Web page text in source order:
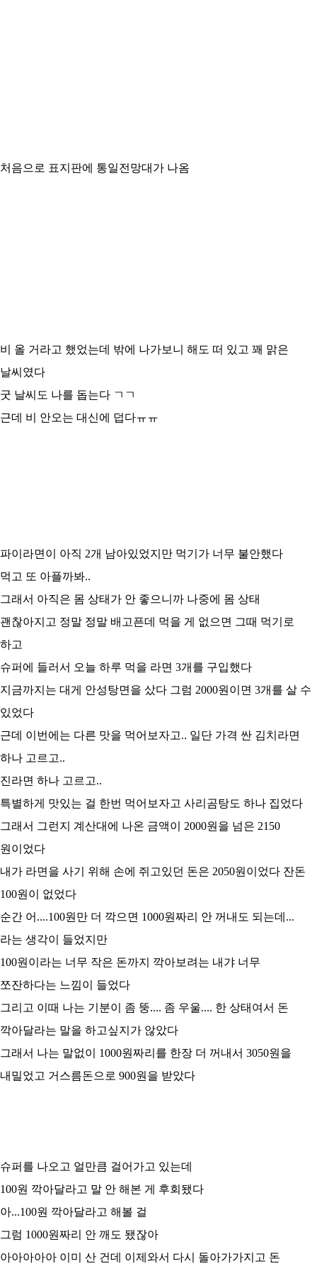
처음으로 표지판에 통일전망대가 나옴
비 올 거라고 했었는데 밖에 나가보니 해도 떠 있고 꽤 맑은
날씨였다
굿 날씨도 나를 돕는다 ㄱㄱ
근데 비 안오는 대신에 덥다ㅠㅠ
파이라면이 아직 2개 남아있었지만 먹기가 너무 불안했다
먹고 또 아플까봐..
그래서 아직은 몸 상태가 안 좋으니까 나중에 몸 상태
괜찮아지고 정말 정말 배고픈데 먹을 게 없으면 그때 먹기로
하고
슈퍼에 들러서 오늘 하루 먹을 라면 3개를 구입했다
지금까지는 대게 안성탕면을 샀다 그럼 2000원이면 3개를 살 수
있었다
근데 이번에는 다른 맛을 먹어보자고.. 일단 가격 싼 김치라면
하나 고르고..
진라면 하나 고르고..
특별하게 맛있는 걸 한번 먹어보자고 사리곰탕도 하나 집었다
그래서 그런지 계산대에 나온 금액이 2000원을 넘은 2150
원이었다
내가 라면을 사기 위해 손에 쥐고있던 돈은 2050원이었다 잔돈
100원이 없었다
순간 어....100원만 더 깍으면 1000원짜리 안 꺼내도 되는데...
라는 생각이 들었지만
100원이라는 너무 작은 돈까지 깍아보려는 내갸 너무
쪼잔하다는 느낌이 들었다
그리고 이때 나는 기분이 좀 뚱.... 좀 우울.... 한 상태여서 돈
깍아달라는 말을 하고싶지가 않았다
그래서 나는 말없이 1000원짜리를 한장 더 꺼내서 3050원을
내밀었고 거스름돈으로 900원을 받았다
슈퍼를 나오고 얼만큼 걸어가고 있는데
100원 깍아달라고 말 안 해본 게 후회됐다
아...100원 깍아달라고 해볼 걸
그럼 1000원짜리 안 깨도 됐잖아
아아아아아 이미 산 건데 이제와서 다시 돌아가가지고 돈